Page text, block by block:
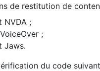
de restitution de
NVDA ;
;
Jaws.
du code